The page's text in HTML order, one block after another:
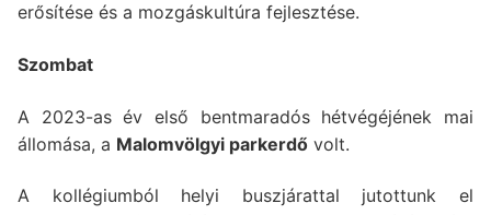
erősítése és a mozgáskultúra fejlesztése.
Szombat
A 2023-as év első bentmaradós hétvégéjének mai
állomása, a Malomvölgyi parkerdő volt.
A kollégiumból helyi buszjárattal jutottunk el